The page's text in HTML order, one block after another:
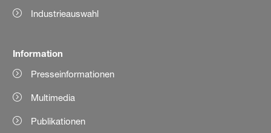
Industrieauswahl
Information
Presseinformationen
Multimedia
Publikationen